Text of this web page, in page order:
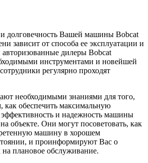
и долговечность Вашей машины Bobcat
зависит от способа ее эксплуатации и
дилеры Bobcat
инструментами и новейшей
регулярно проходят
необходимыми знаниями для того,
как обеспечить максимальную
эффективность и надежность машины
объекте. Они могут посоветовать, как
машину в хорошем
и проинформируют Вас о
на плановое обслуживание.